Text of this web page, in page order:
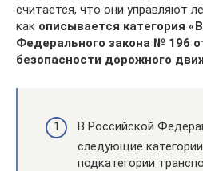
считается, что они управляют
как описывается категория
Федерального закона № 196
безопасности дорожного
В Российской
следующие
подкатегории